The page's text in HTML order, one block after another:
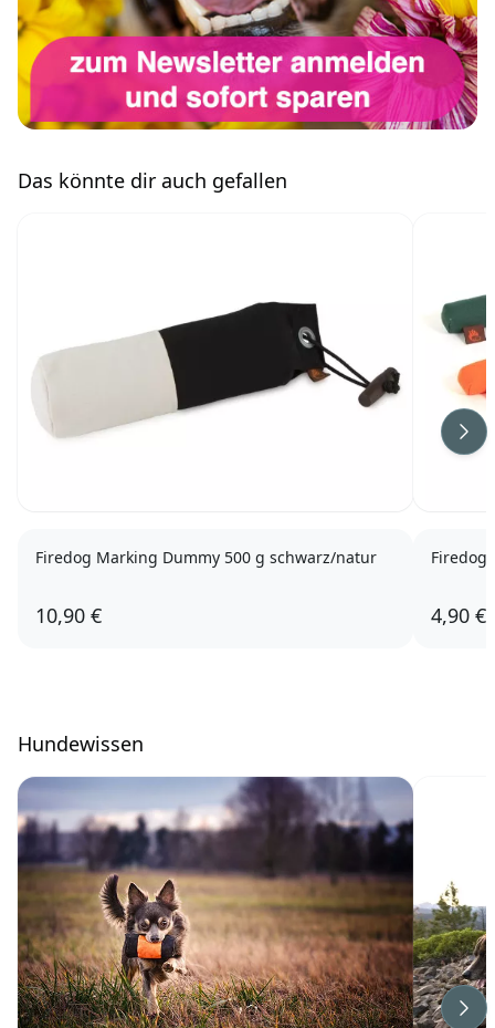
Das könnte dir auch gefallen
Firedog Marking Dummy 500 g schwarz/natur
10,90 €
Firedog
4,90 €
Hundewissen